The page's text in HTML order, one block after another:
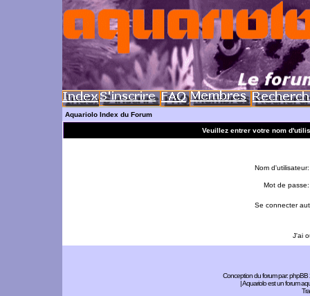
Aquariolo Index du Forum
Veuillez entrer votre nom
Nom d'utilisateur:
Mot de passe:
Se connecter
J'ai
Conception du forum par:phpBB
| Aquariolo est un forum